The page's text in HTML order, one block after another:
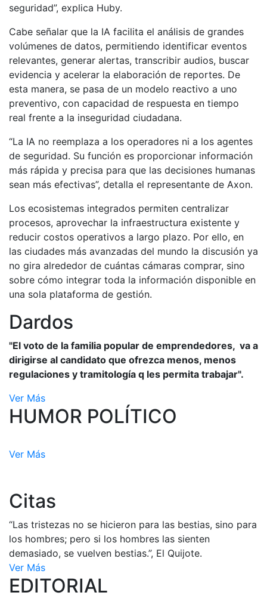
seguridad”, explica Huby.
Cabe señalar que la IA facilita el análisis de grandes
volúmenes de datos, permitiendo identificar eventos
relevantes, generar alertas, transcribir audios, buscar
evidencia y acelerar la elaboración de reportes. De
esta manera, se pasa de un modelo reactivo a uno
preventivo, con capacidad de respuesta en tiempo
real frente a la inseguridad ciudadana.
“La IA no reemplaza a los operadores ni a los agentes
de seguridad. Su función es proporcionar información
más rápida y precisa para que las decisiones humanas
sean más efectivas”, detalla el representante de Axon.
Los ecosistemas integrados permiten centralizar
procesos, aprovechar la infraestructura existente y
reducir costos operativos a largo plazo. Por ello, en
las ciudades más avanzadas del mundo la discusión ya
no gira alrededor de cuántas cámaras comprar, sino
sobre cómo integrar toda la información disponible en
una sola plataforma de gestión.
Dardos
"El voto de la familia popular de emprendedores, va a
dirigirse al candidato que ofrezca menos, menos
regulaciones y tramitología q les permita trabajar".
Ver Más
HUMOR POLÍTICO
Ver Más
Citas
“Las tristezas no se hicieron para las bestias, sino para
los hombres; pero si los hombres las sienten
demasiado, se vuelven bestias.”, El Quijote.
Ver Más
EDITORIAL